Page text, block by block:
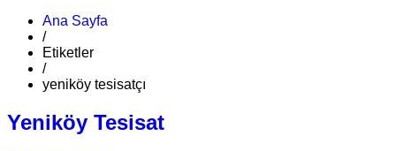
Ana Sayfa
/
Etiketler
/
yeniköy tesisatçı
Yeniköy Tesisat